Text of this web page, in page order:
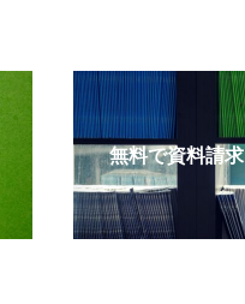
無料で資料請求